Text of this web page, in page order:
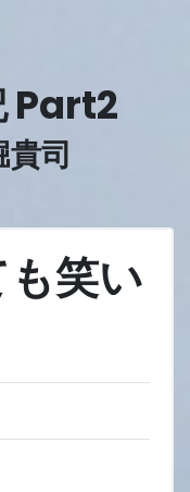
Part2
司
笑い